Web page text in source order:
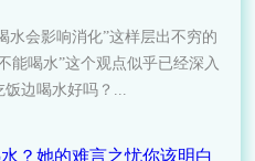
水会影响消化”这样层出不穷的
能喝水”这个观点似乎已经深入
饭边喝水好吗？...